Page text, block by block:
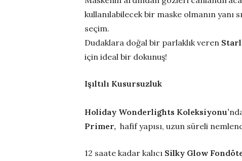
kullanılabilecek bir maske olmanın
seçim.
Dudaklara doğal bir parlaklık veren
için ideal bir dokunuş!
Işıltılı Kusursuzluk
Holiday Wonderlights Koleksiyonu’
Primer, hafif yapısı, uzun süreli
12 saate kadar kalıcı Silky Glow